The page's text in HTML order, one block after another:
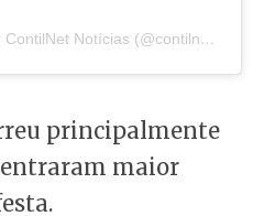
Um post compartilhado por ContilNet Notícias (@contilnetnoticias)
principalmente
maior